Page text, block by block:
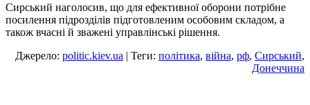
Сирський наголосив, що для ефективної оборони потрібне
посилення підрозділів підготовленим особовим складом, а
також вчасні й зважені управлінські рішення.
Джерело: politic.kiev.ua | Теги: політика, війна, рф, Сирський,
Донеччина